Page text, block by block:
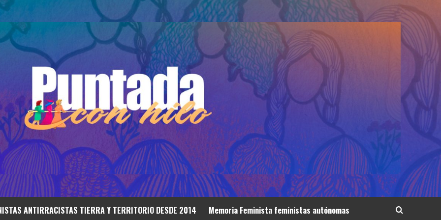
ANTIRRACISTAS TIERRA Y TERRITORIO DESDE 2014 Memoria Feminista feministas autónomas